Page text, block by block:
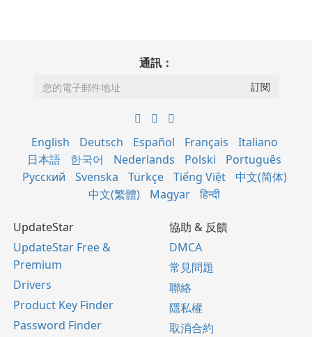
通訊：
English Deutsch Español Français
Italiano
日本語
한국어 Nederlands Polski
Português
Русский
Svenska Türkçe Tiếng Việt
中文(简体)
中文(繁體)
Magyar हिन्दी
UpdateStar
UpdateStar Free &
Premium
Drivers
Product Key Finder
Password Finder
協助 & 反饋
DMCA
常見問題
聯絡
隱私權
取消合約